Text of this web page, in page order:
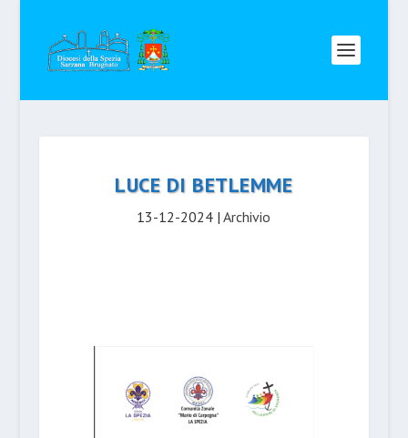
LUCE DI BETLEMME
13-12-2024 |Archivio